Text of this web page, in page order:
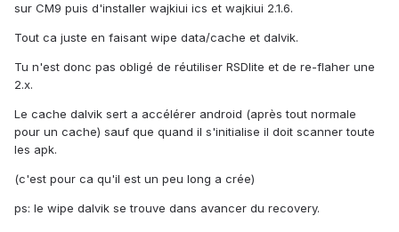
sur CM9 puis d'installer wajkiui ics et wajkiui 2.1.6.
Tout ca juste en faisant wipe data/cache et dalvik.
Tu n'est donc pas obligé de réutiliser RSDlite et de re-flaher une
2.x.
Le cache dalvik sert a accélérer android (après tout normale
pour un cache) sauf que quand il s'initialise il doit scanner toute
les apk.
(c'est pour ca qu'il est un peu long a crée)
ps: le wipe dalvik se trouve dans avancer du recovery.